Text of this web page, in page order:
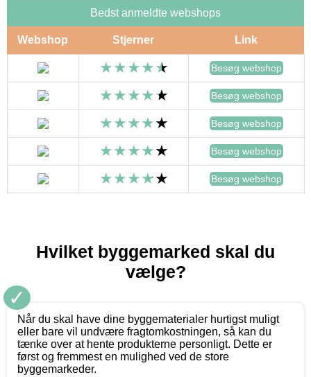
Bedst anmeldte webshops
Webshop Stjerner Link
Besøg webshop
Besøg webshop
Besøg webshop
Besøg webshop
Besøg webshop
Hvilket byggemarked skal du
vælge?
✓
Når du skal have dine byggematerialer hurtigst muligt
eller bare vil undvære fragtomkostningen, så kan du
tænke over at hente produkterne personligt. Dette er
først og fremmest en mulighed ved de store
byggemarkeder.